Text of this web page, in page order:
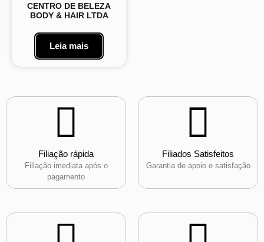
CENTRO DE BELEZA
BODY & HAIR LTDA
Leia mais
Filiação rápida
Filiação imediata após o
pagamento
Filiados Satisfeitos
Garantia de apoio e satisfação